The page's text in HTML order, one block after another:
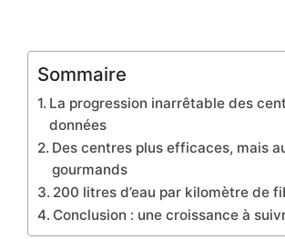
Sommaire
La progression inarrêtable des
données
Des centres plus efficaces, mais
gourmands
200 litres d’eau par kilomètre de
Conclusion : une croissance à